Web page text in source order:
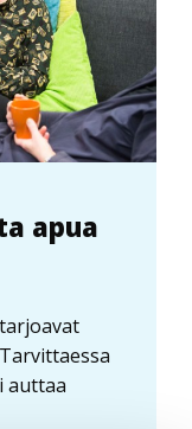
apua
auttaa